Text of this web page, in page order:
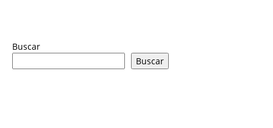
Buscar
Buscar